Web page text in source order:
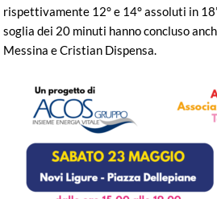
rispettivamente 12° e 14° assoluti in
soglia dei 20 minuti hanno concluso
Messina e Cristian Dispensa.